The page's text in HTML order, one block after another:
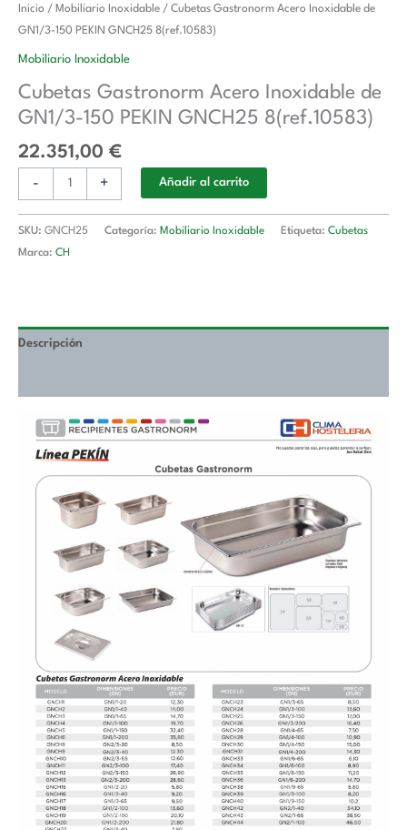
Inicio / Mobiliario Inoxidable / Cubetas Gastronorm Acero Inoxidable de
GN1/3-150 PEKIN GNCH25 8(ref.10583)
Mobiliario Inoxidable
Cubetas Gastronorm Acero Inoxidable de
GN1/3-150 PEKIN GNCH25 8(ref.10583)
22.351,00 €
-
Cubetas
Gastronorm
Acero
de
GN1/3-
PEKIN
GNCH25
8(ref.10583)
cantidad
+ Añadir al carrito
SKU: GNCH25 Categoría: Mobiliario Inoxidable Etiqueta: Cubetas
Marca: CH
Descripción